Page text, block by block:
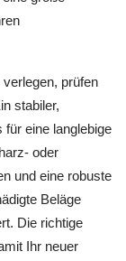
prüfen
stabiler,
eine langlebige
oder
und eine robuste
Beläge
Die richtige
Ihr neuer